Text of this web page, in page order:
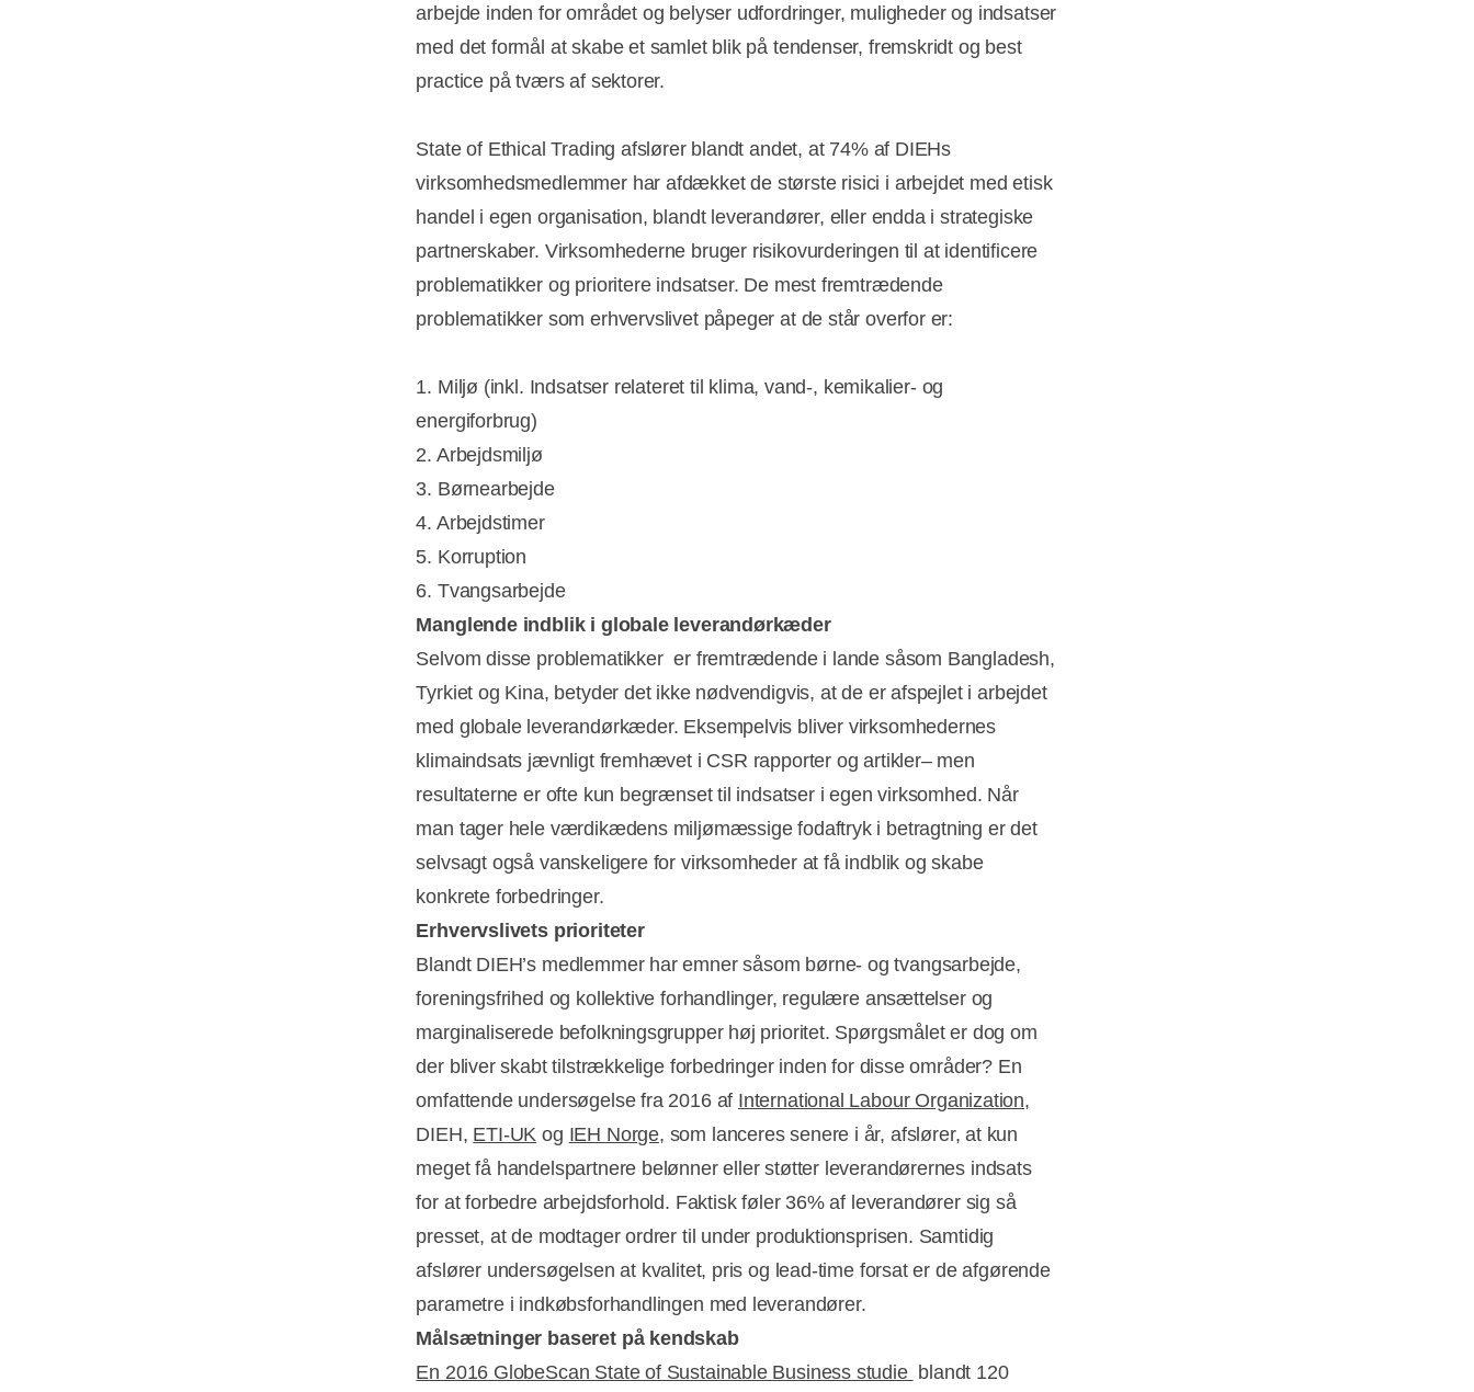
arbejde inden for området og belyser udfordringer, muligheder og indsatser
med det formål at skabe et samlet blik på tendenser, fremskridt og best
practice på tværs af sektorer.
State of Ethical Trading afslører blandt andet, at 74% af DIEHs
virksomhedsmedlemmer har afdækket de største risici i arbejdet med etisk
handel i egen organisation, blandt leverandører, eller endda i strategiske
partnerskaber. Virksomhederne bruger risikovurderingen til at identificere
problematikker og prioritere indsatser. De mest fremtrædende
problematikker som erhvervslivet påpeger at de står overfor er:
1. Miljø (inkl. Indsatser relateret til klima, vand-, kemikalier- og
energiforbrug)
2. Arbejdsmiljø
3. Børnearbejde
4. Arbejdstimer
5. Korruption
6. Tvangsarbejde
Manglende indblik i globale leverandørkæder
Selvom disse problematikker er fremtrædende i lande såsom Bangladesh,
Tyrkiet og Kina, betyder det ikke nødvendigvis, at de er afspejlet i arbejdet
med globale leverandørkæder. Eksempelvis bliver virksomhedernes
klimaindsats jævnligt fremhævet i CSR rapporter og artikler– men
resultaterne er ofte kun begrænset til indsatser i egen virksomhed. Når
man tager hele værdikædens miljømæssige fodaftryk i betragtning er det
selvsagt også vanskeligere for virksomheder at få indblik og skabe
konkrete forbedringer.
Erhvervslivets prioriteter
Blandt DIEH’s medlemmer har emner såsom børne- og tvangsarbejde,
foreningsfrihed og kollektive forhandlinger, regulære ansættelser og
marginaliserede befolkningsgrupper høj prioritet. Spørgsmålet er dog om
der bliver skabt tilstrækkelige forbedringer inden for disse områder? En
omfattende undersøgelse fra 2016 af International Labour Organization,
DIEH, ETI-UK og IEH Norge, som lanceres senere i år, afslører, at kun
meget få handelspartnere belønner eller støtter leverandørernes indsats
for at forbedre arbejdsforhold. Faktisk føler 36% af leverandører sig så
presset, at de modtager ordrer til under produktionsprisen. Samtidig
afslører undersøgelsen at kvalitet, pris og lead-time forsat er de afgørende
parametre i indkøbsforhandlingen med leverandører.
Målsætninger baseret på kendskab
En 2016 GlobeScan State of Sustainable Business studie blandt 120